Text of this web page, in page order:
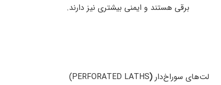
برقی هستند و ایمنی بیشتری نیز دارند.
لت‌های سوراخ‌دار (
PERFORATED LATHS)